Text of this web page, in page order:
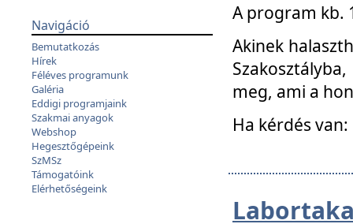
Navigáció
Bemutatkozás
Hírek
Féléves programunk
Galéria
Eddigi programjaink
Szakmai anyagok
Webshop
Hegesztőgépeink
SzMSz
Támogatóink
Elérhetőségeink
A program kb.
Akinek
meg, ami a
Ha kérdés